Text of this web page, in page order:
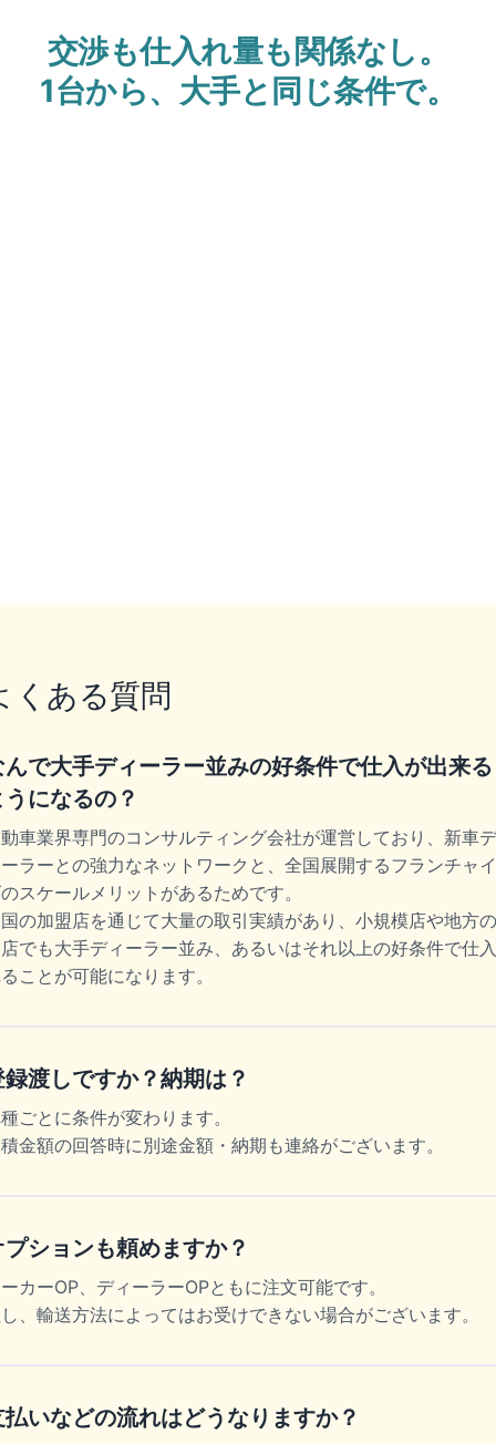
交渉も仕入れ量も関係なし。
1台から、大手と同じ条件で。
くある質問
んで大手ディーラー並みの好条件で仕入が出来る
うになるの？
車業界専門のコンサルティング会社が運営しており、新車デ
ラーとの強力なネットワークと、全国展開するフランチャイ
スケールメリットがあるためです。
の加盟店を通じて大量の取引実績があり、小規模店や地方の
でも大手ディーラー並み、あるいはそれ以上の好条件で仕入
ことが可能になります。
録渡しですか？納期は？
ごとに条件が変わります。
金額の回答時に別途金額・納期も連絡がございます。
プションも頼めますか？
カーOP、ディーラーOPともに注文可能です。
、輸送方法によってはお受けできない場合がございます。
払いなどの流れはどうなりますか？